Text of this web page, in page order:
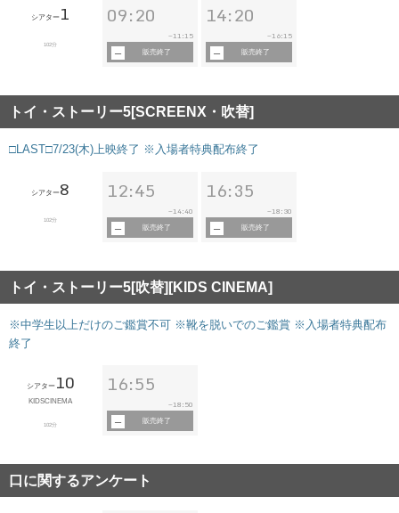
シアター 1
102分
09:20
~11:15
販売終了
14:20
~16:15
販売終了
トイ・ストーリー5[SCREENX・吹替]
□LAST□7/23(木)上映終了 ※入場者特典配布終了
シアター8
102分
12:45
~14:40
販売終了
16:35
~18:30
販売終了
トイ・ストーリー5[吹替][KIDS CINEMA]
※中学生以上だけのご鑑賞不可 ※靴を脱いでのご鑑賞 ※入場者特典配布
終了
シアター10
KIDSCINEMA
102分
16:55
~18:50
販売終了
口に関するアンケート